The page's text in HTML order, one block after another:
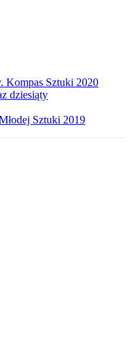
Kompas Sztuki 2020
dziesiąty
Sztuki 2019